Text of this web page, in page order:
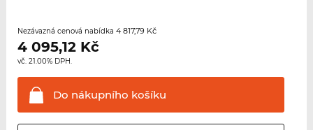
Nezávazná cenová nabídka 4 817,79 Kč
4 095,12Kč
vč. 21.00% DPH.
Do nákupního košíku